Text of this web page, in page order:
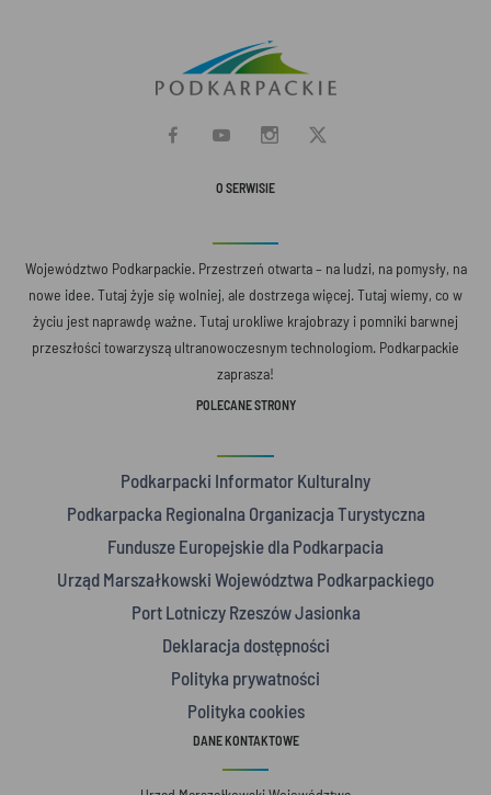
O SERWISIE
Województwo Podkarpackie. Przestrzeń otwarta – na ludzi, na pomysły, na
nowe idee. Tutaj żyje się wolniej, ale dostrzega więcej. Tutaj wiemy, co w
życiu jest naprawdę ważne. Tutaj urokliwe krajobrazy i pomniki barwnej
przeszłości towarzyszą ultranowoczesnym technologiom. Podkarpackie
zaprasza!
POLECANE STRONY
Podkarpacki Informator Kulturalny
Podkarpacka Regionalna Organizacja Turystyczna
Fundusze Europejskie dla Podkarpacia
Urząd Marszałkowski Województwa Podkarpackiego
Port Lotniczy Rzeszów Jasionka
Deklaracja dostępności
Polityka prywatności
Polityka cookies
DANE KONTAKTOWE